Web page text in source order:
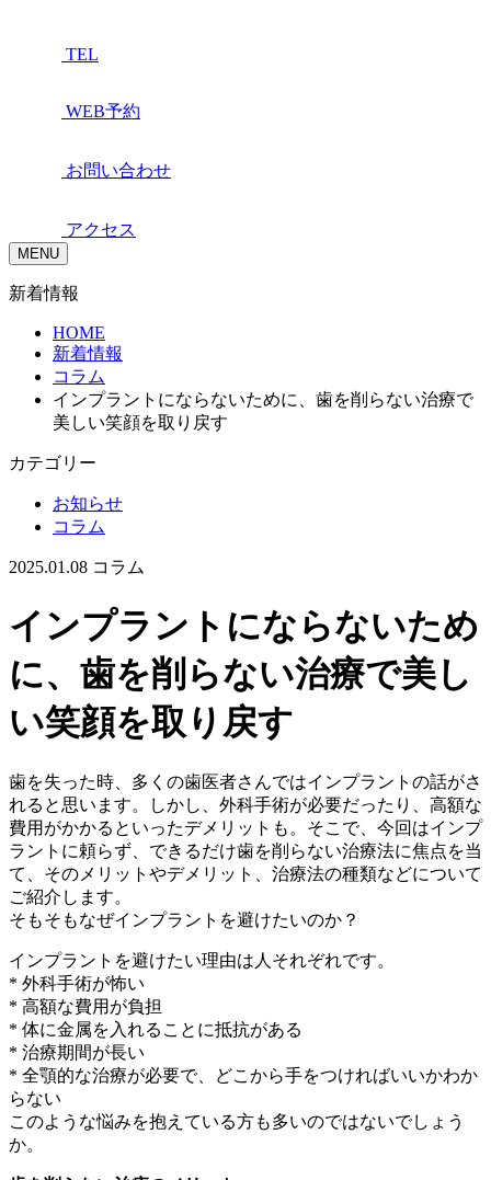
TEL
WEB予約
お問い合わせ
アクセス
MENU
新着情報
HOME
新着情報
コラム
インプラントにならないために、歯を削らない治療で
美しい笑顔を取り戻す
カテゴリー
お知らせ
コラム
2025.01.08 コラム
インプラントにならないため
に、歯を削らない治療で美し
い笑顔を取り戻す
歯を失った時、多くの歯医者さんではインプラントの話がさ
れると思います。しかし、外科手術が必要だったり、高額な
費用がかかるといったデメリットも。そこで、今回はインプ
ラントに頼らず、できるだけ歯を削らない治療法に焦点を当
て、そのメリットやデメリット、治療法の種類などについて
ご紹介します。
そもそもなぜインプラントを避けたいのか？
インプラントを避けたい理由は人それぞれです。
* 外科手術が怖い
* 高額な費用が負担
* 体に金属を入れることに抵抗がある
* 治療期間が長い
* 全顎的な治療が必要で、どこから手をつければいいかわか
らない
このような悩みを抱えている方も多いのではないでしょう
か。